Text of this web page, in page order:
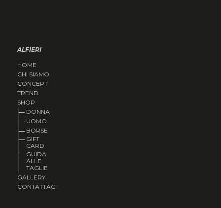
ALFIERI
HOME
CHI SIAMO
CONCEPT
TREND
SHOP
DONNA
UOMO
BORSE
GIFT
CARD
GUIDA
ALLE
TAGLIE
GALLERY
CONTATTACI